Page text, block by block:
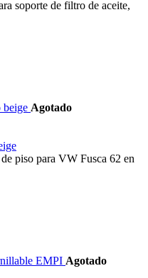
soporte de filtro de aceite,
Agotado
piso para VW Fusca 62 en
Agotado